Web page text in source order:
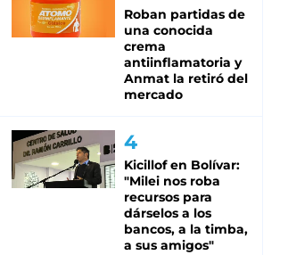
Roban partidas de
una conocida
crema
antiinflamatoria y
Anmat la retiró del
mercado
Kicillof en Bolívar:
"Milei nos roba
recursos para
dárselos a los
bancos, a la timba,
a sus amigos"